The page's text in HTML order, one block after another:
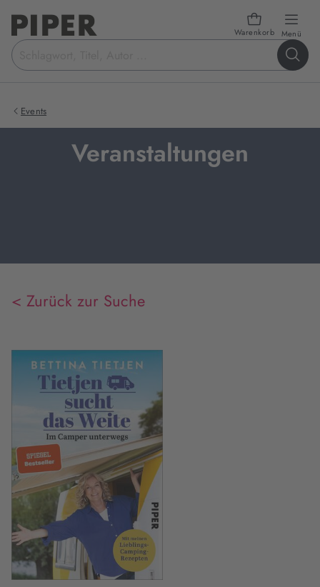
Warenkorb Menü
Suchbegriff
eingeben
Events
Veranstaltungen
< Zurück zur Suche